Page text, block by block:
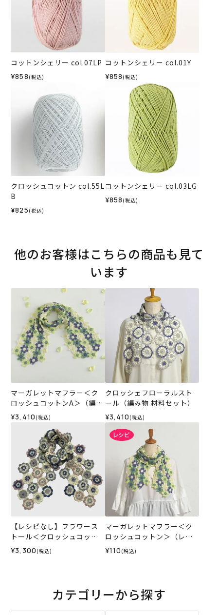
コットンシェリー col.07LP
¥858 (税込)
コットンシェリー col.01Y
¥858 (税込)
クロッシュコットン col.55L
B
¥825 (税込)
コットンシェリー col.03LG
¥858 (税込)
他のお客様はこちらの商品も見て
います
マーガレットマフラー＜ク
ロッシュコットンA＞（編み
物 材料セット）
¥3,410 (税込)
クロッシェフローラルスト
ール（編み物 材料セット）
¥3,410 (税込)
【レシピなし】フラワース
トール＜クロッシュコット
ン01B＞（編み物 材料セッ
ト）
¥3,300 (税込)
マーガレットマフラー＜ク
ロッシュコットン＞（レシ
ピ）
¥110 (税込)
カテゴリーから探す